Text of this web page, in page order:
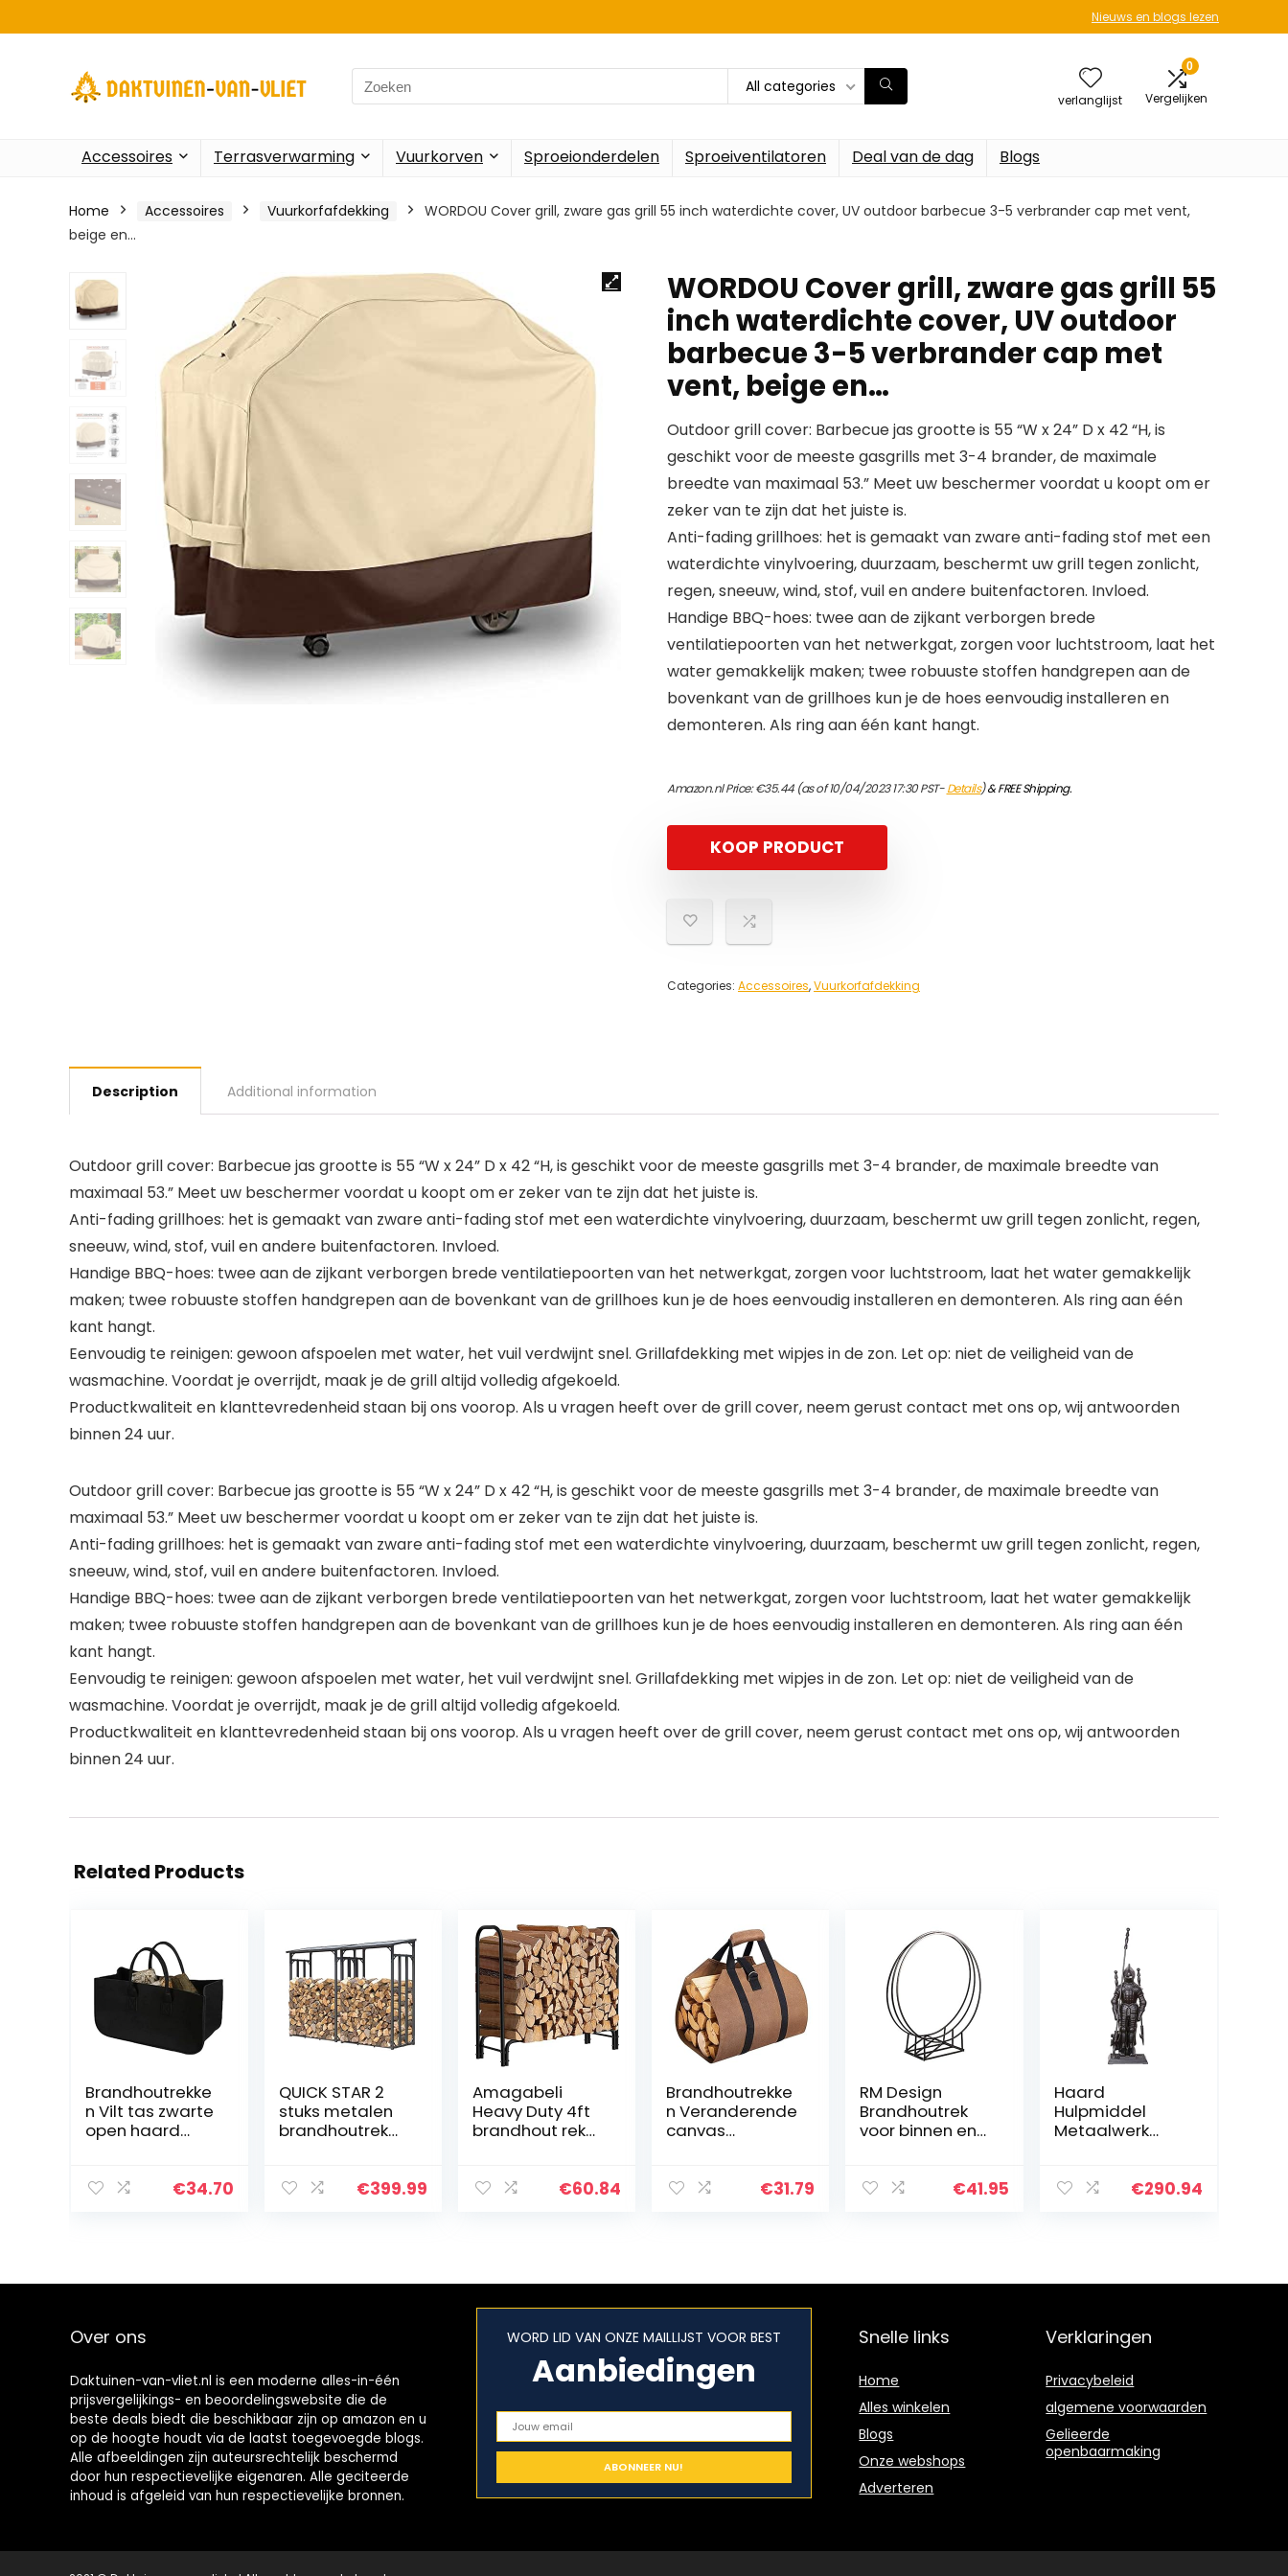
Nieuws en blogs lezen
Search
for:
All categories
verlanglijst
0
Vergelijken
Accessoires Terrasverwarming Vuurkorven Sproeionderdelen Sproeiventilatoren Deal van de dag Blogs
Home Accessoires Vuurkorfafdekking
WORDOU Cover grill, zware gas grill 55 inch waterdichte cover, UV outdoor barbecue 3-5 verbrander cap met vent,
beige en…
WORDOU Cover grill, zware gas grill 55
inch waterdichte cover, UV outdoor
barbecue 3-5 verbrander cap met
vent, beige en…
Outdoor grill cover: Barbecue jas grootte is 55 “W x 24” D x 42 “H, is
geschikt voor de meeste gasgrills met 3-4 brander, de maximale
breedte van maximaal 53.” Meet uw beschermer voordat u koopt om er
zeker van te zijn dat het juiste is.
Anti-fading grillhoes: het is gemaakt van zware anti-fading stof met een
waterdichte vinylvoering, duurzaam, beschermt uw grill tegen zonlicht,
regen, sneeuw, wind, stof, vuil en andere buitenfactoren. Invloed.
Handige BBQ-hoes: twee aan de zijkant verborgen brede
ventilatiepoorten van het netwerkgat, zorgen voor luchtstroom, laat het
water gemakkelijk maken; twee robuuste stoffen handgrepen aan de
bovenkant van de grillhoes kun je de hoes eenvoudig installeren en
demonteren. Als ring aan één kant hangt.
Amazon.nl Price:€35.44(as of 10/04/2023 17:30 PST-Details)&FREE Shipping.
KOOP PRODUCT
Categories: Accessoires,Vuurkorfafdekking
Description Additional information
Outdoor grill cover: Barbecue jas grootte is 55 “W x 24” D x 42 “H, is geschikt voor de meeste gasgrills met 3-4 brander, de maximale breedte van
maximaal 53.” Meet uw beschermer voordat u koopt om er zeker van te zijn dat het juiste is.
Anti-fading grillhoes: het is gemaakt van zware anti-fading stof met een waterdichte vinylvoering, duurzaam, beschermt uw grill tegen zonlicht, regen,
sneeuw, wind, stof, vuil en andere buitenfactoren. Invloed.
Handige BBQ-hoes: twee aan de zijkant verborgen brede ventilatiepoorten van het netwerkgat, zorgen voor luchtstroom, laat het water gemakkelijk
maken; twee robuuste stoffen handgrepen aan de bovenkant van de grillhoes kun je de hoes eenvoudig installeren en demonteren. Als ring aan één
kant hangt.
Eenvoudig te reinigen: gewoon afspoelen met water, het vuil verdwijnt snel. Grillafdekking met wipjes in de zon. Let op: niet de veiligheid van de
wasmachine. Voordat je overrijdt, maak je de grill altijd volledig afgekoeld.
Productkwaliteit en klanttevredenheid staan bij ons voorop. Als u vragen heeft over de grill cover, neem gerust contact met ons op, wij antwoorden
binnen 24 uur.
Outdoor grill cover: Barbecue jas grootte is 55 “W x 24” D x 42 “H, is geschikt voor de meeste gasgrills met 3-4 brander, de maximale breedte van
maximaal 53.” Meet uw beschermer voordat u koopt om er zeker van te zijn dat het juiste is.
Anti-fading grillhoes: het is gemaakt van zware anti-fading stof met een waterdichte vinylvoering, duurzaam, beschermt uw grill tegen zonlicht, regen,
sneeuw, wind, stof, vuil en andere buitenfactoren. Invloed.
Handige BBQ-hoes: twee aan de zijkant verborgen brede ventilatiepoorten van het netwerkgat, zorgen voor luchtstroom, laat het water gemakkelijk
maken; twee robuuste stoffen handgrepen aan de bovenkant van de grillhoes kun je de hoes eenvoudig installeren en demonteren. Als ring aan één
kant hangt.
Eenvoudig te reinigen: gewoon afspoelen met water, het vuil verdwijnt snel. Grillafdekking met wipjes in de zon. Let op: niet de veiligheid van de
wasmachine. Voordat je overrijdt, maak je de grill altijd volledig afgekoeld.
Productkwaliteit en klanttevredenheid staan bij ons voorop. Als u vragen heeft over de grill cover, neem gerust contact met ons op, wij antwoorden
binnen 24 uur.
Related Products
Brandhoutrekke
n Vilt tas zwarte
open haard
brandhout
mand…
€34.70
QUICK STAR 2
stuks metalen
brandhoutrek
brandhoutopsla
€399.99
Amagabeli
Heavy Duty 4ft
brandhout rek
outdoor log€60.84
Brandhoutrekke
n Veranderende
canvas
camping
€31.79
RM Design
Brandhoutrek
voor binnen en
brandhoutstand
€41.95
Haard
Hulpmiddel
Metaalwerk
Gietijzeren€290.94
Over ons
Daktuinen-van-vliet.nl is een moderne alles-in-één
prijsvergelijkings- en beoordelingswebsite die de
beste deals biedt die beschikbaar zijn op amazon en u
op de hoogte houdt via de laatst toegevoegde blogs.
Alle afbeeldingen zijn auteursrechtelijk beschermd
door hun respectievelijke eigenaren. Alle geciteerde
inhoud is afgeleid van hun respectievelijke bronnen.
WORD LID VAN ONZE MAILLIJST VOOR BEST
Aanbiedingen
Snelle links
Home
Alles winkelen
Blogs
Onze webshops
Adverteren
Verklaringen
Privacybeleid
algemene voorwaarden
Gelieerde
openbaarmaking